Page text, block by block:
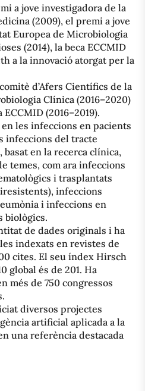
a jove investigadora de la
(2009), el premi a jove
Europea de Microbiologia
(2014), la beca ECCMID
a la innovació atorgat per la
d’Afers Científics de la
Clínica (2016–2020)
(2016–2019).
les infeccions en pacients
infeccions del tracte
en la recerca clínica,
temes, com ara infeccions
i trasplantats
infeccions
i infeccions en
biològics.
de dades originals i ha
indexats en revistes de
cites. El seu índex Hirsch
global és de 201. Ha
més de 750 congressos
diversos projectes
artificial aplicada a la
una referència destacada